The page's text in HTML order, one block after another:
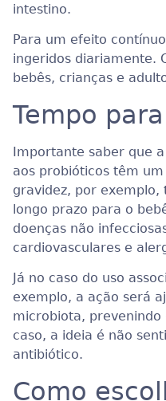
intestino.
Para um efeito
ingeridos diariamente.
bebês, crianças e
Tempo
Importante saber que
aos probióticos têm
gravidez, por exemplo,
longo prazo para o
doenças não
cardiovasculares e
Já no caso do uso
exemplo, a ação será
microbiota, prevenindo
caso, a ideia é não
antibiótico.
Como